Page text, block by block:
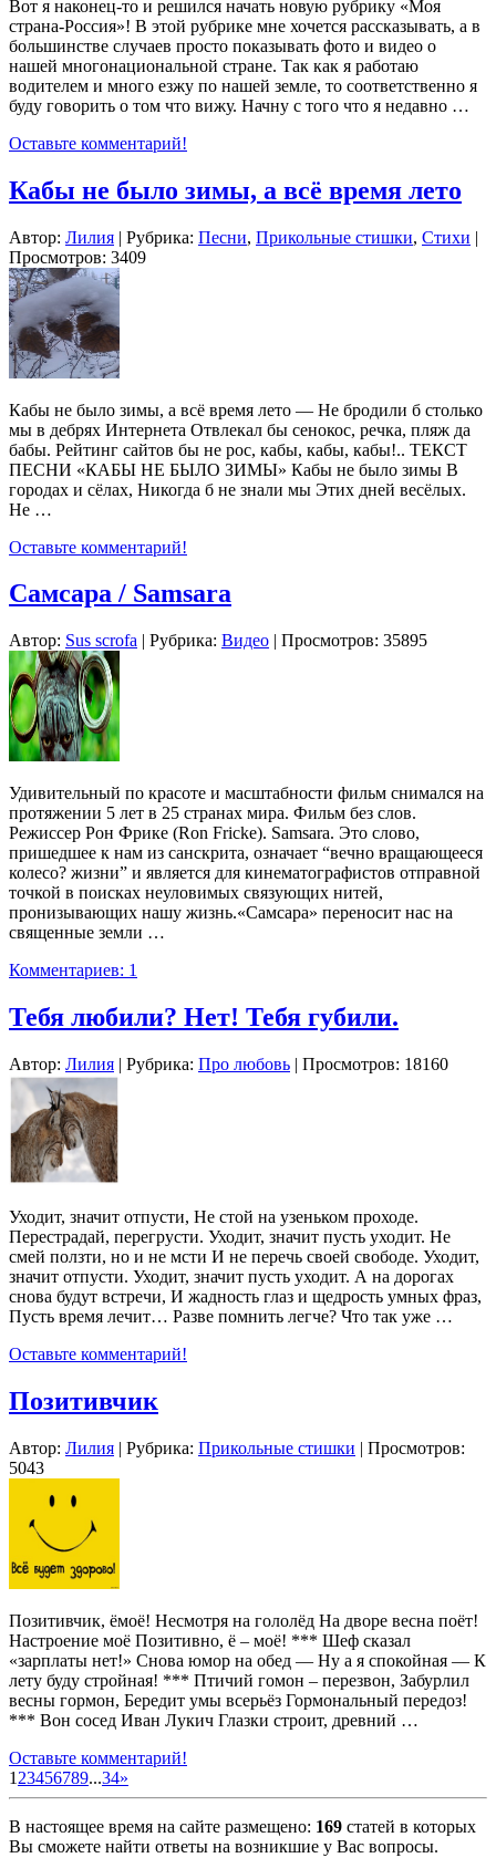
Вот я наконец-то и решился начать новую рубрику «Моя
страна-Россия»! В этой рубрике мне хочется рассказывать, а в
большинстве случаев просто показывать фото и видео о
нашей многонациональной стране. Так как я работаю
водителем и много езжу по нашей земле, то соответственно я
буду говорить о том что вижу. Начну с того что я недавно …
Оставьте комментарий!
Кабы не было зимы, а всё время лето
Автор: Лилия | Рубрика: Песни, Прикольные стишки, Стихи |
Просмотров: 3409
Кабы не было зимы, а всё время лето — Не бродили б столько
мы в дебрях Интернета Отвлекал бы сенокос, речка, пляж да
бабы. Рейтинг сайтов бы не рос, кабы, кабы, кабы!.. ТЕКСТ
ПЕСНИ «КАБЫ НЕ БЫЛО ЗИМЫ» Кабы не было зимы В
гоpодах и сёлах, Hикогда б не знали мы Этих дней весёлых.
Не …
Оставьте комментарий!
Самсара / Samsara
Автор: Sus scrofa | Рубрика: Видео | Просмотров: 35895
Удивительный по красоте и масштабности фильм снимался на
протяжении 5 лет в 25 странах мира. Фильм без слов.
Режиссер Рон Фрике (Ron Fricke). Samsara. Это слово,
пришедшее к нам из санскрита, означает “вечно вращающееся
колесо? жизни” и является для кинематографистов отправной
точкой в поисках неуловимых связующих нитей,
пронизывающих нашу жизнь.«Самсара» переносит нас на
священные земли …
Комментариев: 1
Тебя любили? Нет! Тебя губили.
Автор: Лилия | Рубрика: Про любовь | Просмотров: 18160
Уходит, значит отпусти, Не стой на узеньком проходе.
Перестрадай, перегрусти. Уходит, значит пусть уходит. Не
смей ползти, но и не мсти И не перечь своей свободе. Уходит,
значит отпусти. Уходит, значит пусть уходит. А на дорогах
снова будут встречи, И жадность глаз и щедрость умных фраз,
Пусть время лечит… Разве помнить легче? Что так уже …
Оставьте комментарий!
Позитивчик
Автор: Лилия | Рубрика: Прикольные стишки | Просмотров:
5043
Позитивчик, ёмоё! Несмотря на гололёд На дворе весна поёт!
Настроение моё Позитивно, ё – моё! *** Шеф сказал
«зарплаты нет!» Снова юмор на обед — Ну а я спокойная — К
лету буду стройная! *** Птичий гомон – перезвон, Забурлил
весны гормон, Бередит умы всерьёз Гормональный передоз!
*** Вон сосед Иван Лукич Глазки строит, древний …
Оставьте комментарий!
1 23456789...34»
В настоящее время на сайте размещено: 169 статей в которых
Вы сможете найти ответы на возникшие у Вас вопросы.